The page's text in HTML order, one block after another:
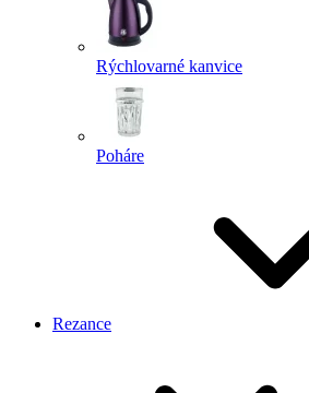
Rýchlovarné kanvice
Poháre
Rezance